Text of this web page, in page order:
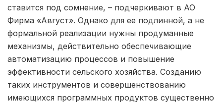
ставится под сомнение, – подчеркивают в АО
Фирма «Август». Однако для ее подлинной, а не
формальной реализации нужны продуманные
механизмы, действительно обеспечивающие
автоматизацию процессов и повышение
эффективности сельского хозяйства. Созданию
таких инструментов и совершенствованию
имеющихся программных продуктов существенно